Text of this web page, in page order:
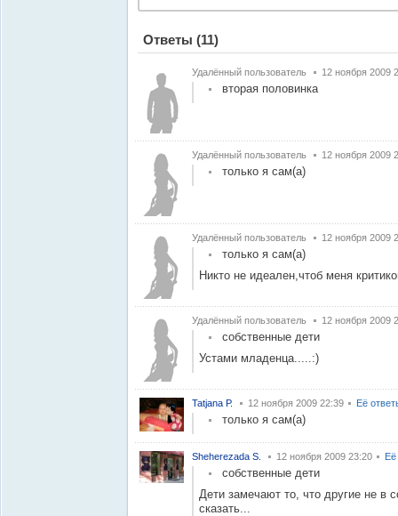
Ответы (11)
Удалённый пользователь 12 ноября 2009
вторая половинка
Удалённый пользователь 12 ноября 2009
только я сам(а)
Удалённый пользователь 12 ноября 2009
только я сам(а)
Никто не идеален,чтоб меня
Удалённый пользователь 12 ноября 2009
собственные дети
Устами младенца.....:)
Tatjana Р. 12 ноября 2009 22:39 Её
только я сам(а)
Sheherezada S. 12 ноября 2009 23:20 Её
собственные дети
Дети замечают то, что другие не в
сказать...